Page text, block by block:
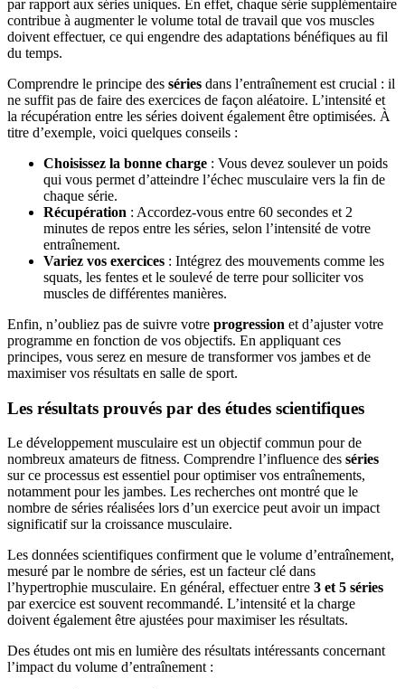
par rapport aux séries uniques. En effet, chaque série supplémentaire
contribue à augmenter le volume total de travail que vos muscles
doivent effectuer, ce qui engendre des adaptations bénéfiques au fil
du temps.
Comprendre le principe des séries dans l’entraînement est crucial : il
ne suffit pas de faire des exercices de façon aléatoire. L’intensité et
la récupération entre les séries doivent également être optimisées. À
titre d’exemple, voici quelques conseils :
Choisissez la bonne charge : Vous devez soulever un poids
qui vous permet d’atteindre l’échec musculaire vers la fin de
chaque série.
Récupération : Accordez-vous entre 60 secondes et 2
minutes de repos entre les séries, selon l’intensité de votre
entraînement.
Variez vos exercices : Intégrez des mouvements comme les
squats, les fentes et le soulevé de terre pour solliciter vos
muscles de différentes manières.
Enfin, n’oubliez pas de suivre votre progression et d’ajuster votre
programme en fonction de vos objectifs. En appliquant ces
principes, vous serez en mesure de transformer vos jambes et de
maximiser vos résultats en salle de sport.
Les résultats prouvés par des études scientifiques
Le développement musculaire est un objectif commun pour de
nombreux amateurs de fitness. Comprendre l’influence des séries
sur ce processus est essentiel pour optimiser vos entraînements,
notamment pour les jambes. Les recherches ont montré que le
nombre de séries réalisées lors d’un exercice peut avoir un impact
significatif sur la croissance musculaire.
Les données scientifiques confirment que le volume d’entraînement,
mesuré par le nombre de séries, est un facteur clé dans
l’hypertrophie musculaire. En général, effectuer entre 3 et 5 séries
par exercice est souvent recommandé. L’intensité et la charge
doivent également être ajustées pour maximiser les résultats.
Des études ont mis en lumière des résultats intéressants concernant
l’impact du volume d’entraînement :